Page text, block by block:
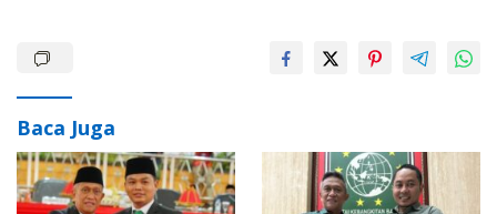
Baca Juga